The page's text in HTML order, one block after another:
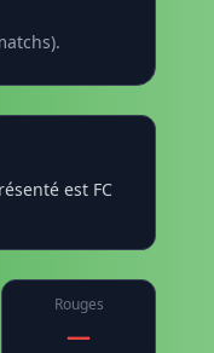
est FC
Rouges
—